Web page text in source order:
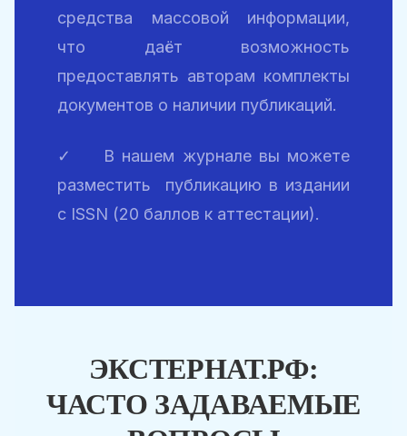
средства массовой информации,
что даёт возможность
предоставлять авторам комплекты
документов о наличии публикаций.
✓ В нашем журнале вы можете
разместить публикацию в издании
с ISSN (20 баллов к аттестации).
ЭКСТЕРНАТ.РФ:
ЧАСТО ЗАДАВАЕМЫЕ